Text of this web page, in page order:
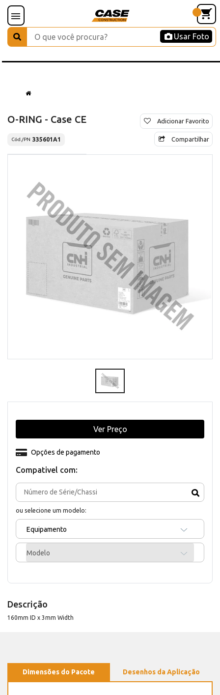
Usar Foto
O-RING - Case CE
Cód./PN 335601A1
Adicionar Favorito
Compartilhar
Compativel com:
ou selecione um modelo:
Equipamento
Modelo
Opções de pagamento
Ver Preço
Descrição
160mm ID x 3mm Width
Dimensões do Pacote Desenhos da Aplicação